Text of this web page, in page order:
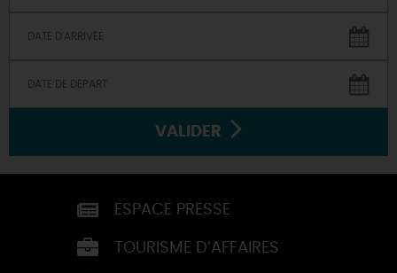
VALIDER
ESPACE PRESSE
TOURISME D’AFFAIRES